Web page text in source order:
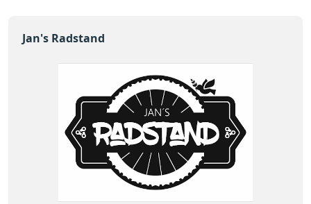
Jan's Radstand